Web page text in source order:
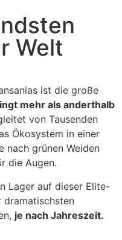
Welt
ist die große
mehr als anderthalb
von Tausenden
Ökosystem in einer
nach grünen Weiden
die Augen.
Lager auf dieser Elite-
dramatischsten
je nach Jahreszeit.